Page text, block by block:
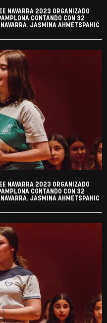
NAVARRA 2023 ORGANIZADO
CONTANDO CON 32
JASMINA AHMETSPAHIC
NAVARRA 2023 ORGANIZADO
CONTANDO CON 32
JASMINA AHMETSPAHIC